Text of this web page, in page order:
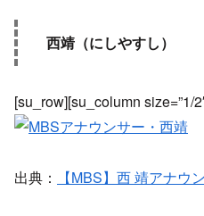
西靖（にしやすし）
[su_row][su_column size=”1/
出典： 【MBS】西 靖アナウ